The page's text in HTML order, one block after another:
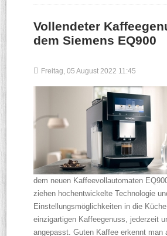
Vollendeter
dem Siemens EQ900
Freitag, 05 August 2022 11:45
dem neuen Kaffeevollautomaten
ziehen hochentwickelte Technologie
Einstellungsmöglichkeiten in die
einzigartigen Kaffeegenuss, jederzeit
angepasst. Guten Kaffee erkennt man